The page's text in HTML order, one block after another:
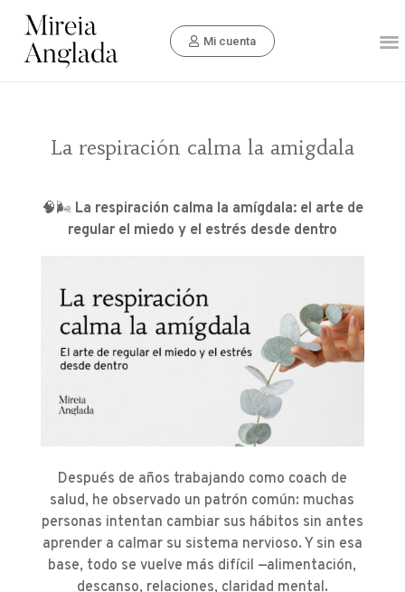
Mi cuenta
La respiración calma la amigdala
🧠🌬️ La respiración calma la amígdala: el arte de
regular el miedo y el estrés desde dentro
Después de años trabajando como coach de
salud, he observado un patrón común: muchas
personas intentan cambiar sus hábitos sin antes
aprender a calmar su sistema nervioso. Y sin esa
base, todo se vuelve más difícil —alimentación,
descanso, relaciones, claridad mental.